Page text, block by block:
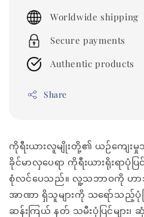
price
Worldwide shipping
Secure payments
Authentic products
Share
ကိုရီးယားလူမျိုးတို့၏ ယဉ်ကျေးမှု
ခိုင်မာလှပေရာ ကိုရီးယားရိုးရာပုံပ
စုံလင်ပေသည်။ လူ့သဘာဝကို ဟာသနှ
အာဏာ ရှိသူများကို သရော်သည့်ပုံပ
ဆန်းကြယ် နတ် သမီးပုံပြင်များ၊ ဆုံ